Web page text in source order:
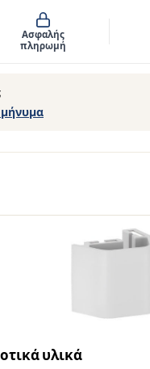
Ασφαλής
πληρωμή
μήνυμα
υλικά